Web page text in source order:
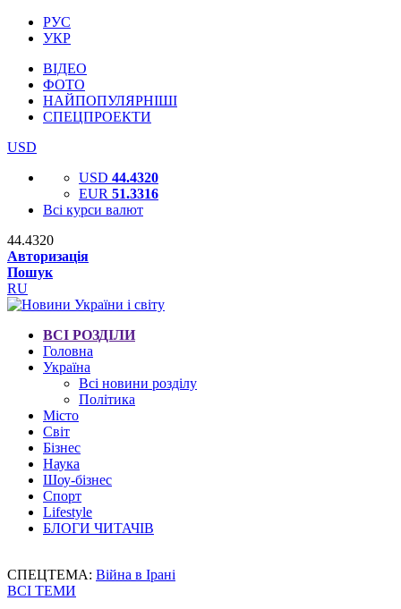
РУС
УКР
ВІДЕО
ФОТО
НАЙПОПУЛЯРНІШІ
СПЕЦПРОЕКТИ
USD
USD 44.4320
EUR 51.3316
Всі курси валют
44.4320
Авторизація
Пошук
RU
ВСІ РОЗДІЛИ
Головна
Україна
Всі новини розділу
Політика
Місто
Світ
Бізнес
Наука
Шоу-бізнес
Спорт
Lifestyle
БЛОГИ ЧИТАЧІВ
СПЕЦТЕМА: Війна в Ірані
ВСІ ТЕМИ